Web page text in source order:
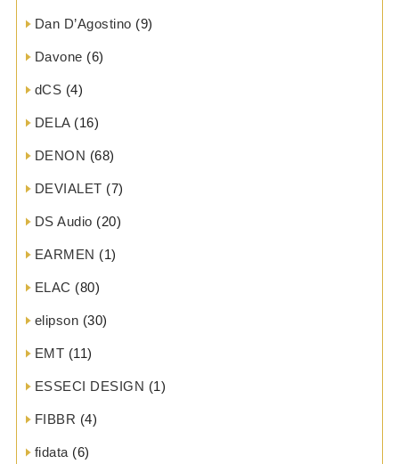
Dan D’Agostino (9)
Davone (6)
dCS (4)
DELA(16)
DENON (68)
DEVIALET (7)
DS Audio (20)
EARMEN (1)
ELAC (80)
elipson (30)
EMT (11)
ESSECI DESIGN (1)
FIBBR (4)
fidata(6)